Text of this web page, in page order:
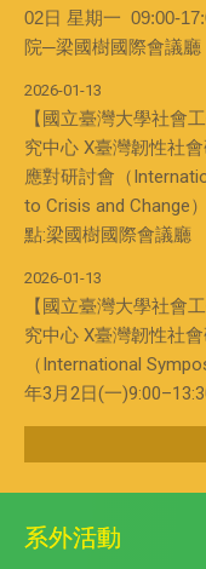
02日 星期一 09:00-
院─梁國樹國際會議廳
2026-01-13
【國立臺灣大學社會
究中心 X臺灣韌性社
應對研討會（
to Crisis and Change
點:梁國樹國際會議廳
2026-01-13
【國立臺灣大學社會
究中心 X臺灣韌性社
（International
年3月2日(一
系外活動